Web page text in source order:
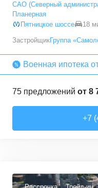
94,7– 94,7м²
САО (Северный
Планерная
Пятницкое шоссе
18
ЗастройщикГруппа
Военная ипотека
75 предложений от 8
+7